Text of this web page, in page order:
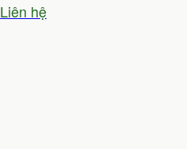
Liên hệ